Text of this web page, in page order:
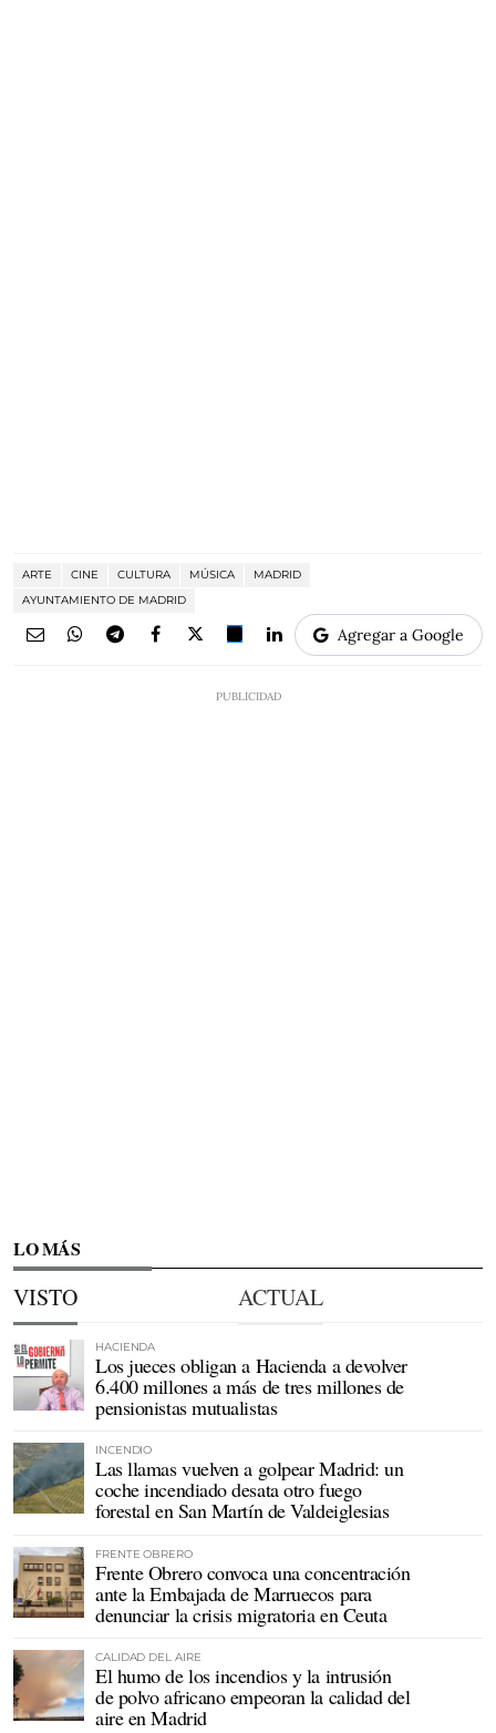
ARTE CINE CULTURA MÚSICA
MADRID
AYUNTAMIENTO DE MADRID
Agregar a Google
LO MÁS
VISTO ACTUAL
HACIENDA
Los jueces obligan a Hacienda a devolver
6.400 millones a más de tres millones de
pensionistas mutualistas
INCENDIO
Las llamas vuelven a golpear Madrid: un
coche incendiado desata otro fuego
forestal en San Martín de Valdeiglesias
FRENTE OBRERO
Frente Obrero convoca una concentración
ante la Embajada de Marruecos para
denunciar la crisis migratoria en Ceuta
CALIDAD DEL AIRE
El humo de los incendios y la intrusión
de polvo africano empeoran la calidad del
aire en Madrid